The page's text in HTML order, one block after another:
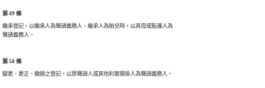
第 49 條
繼承登記，以繼承人為聲請義務人，繼承人為胎兒時，以其母或監護人為
聲請義務人。
第 50 條
變更、更正、撤銷之登記，以原聲請人或其他利害關係人為聲請義務人。